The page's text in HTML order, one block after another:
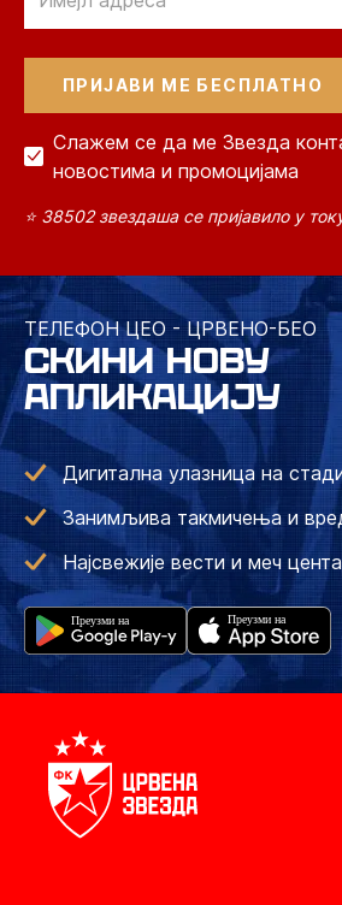
Слажем се да ме Звезда
новостима и промоцијама
⭐ 38502 звездаша се пријавило у
ТЕЛЕФОН ЦЕО - ЦРВЕНО-БЕО
СКИНИ НОВУ
АПЛИКАЦИЈУ
Дигитална улазница на
Занимљива такмичења и
Најсвежије вести и меч